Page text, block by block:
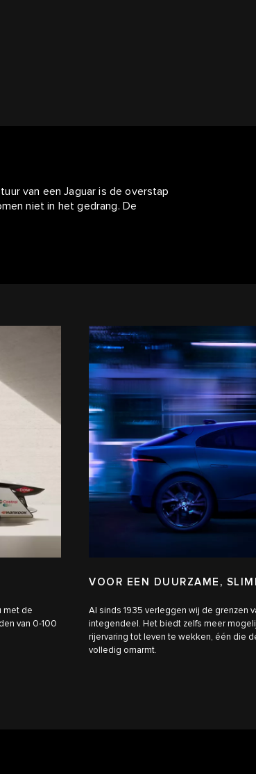
van een Jaguar is de overstap
niet in het gedrang. De
met de
van 0-100
VOOR EEN DUURZAME,
Al sinds 1935 verleggen wij de grenzen
integendeel. Het biedt zelfs meer
rijervaring tot leven te wekken, één die
volledig omarmt.